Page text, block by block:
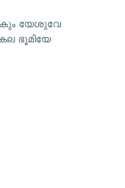
യേശുവേ
ഭൂമിയേ